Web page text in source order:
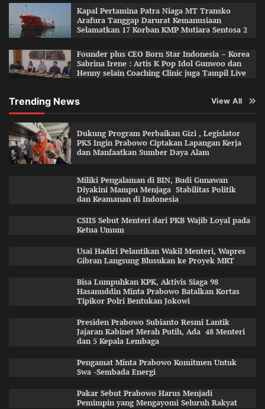
Kapal Pertamina Patra Niaga MT Transko
Arafura Tanggap Darurat Kemanusiaan
Selamatkan 17 Korban KMP Mutiara Sentosa 2
Founder plus CEO Born Star Indonesia – Korea
Sabrina Irene : Artis K Pop Idol Gunwoo dan
Henny selain Coaching Clinic juga Tampil Live
Trending News View All
Dukung Program Perbaikan Gizi , Legislator
PKS Ingin Prabowo Ciptakan Lapangan Kerja
dan Manfaatkan Sumber Daya Alam
Miliki Pengalaman di BIN, Budi Gunawan
Diyakini Mampu Menjaga Stabilitas Politik
dan Keamanan di Indonesia
CSIIS Sebut Menteri dari PKB Wajib Loyal pada
Ketua Umum
Usai Hadiri Pelantikan Wakil Menteri, Wapres
Gibran Langsung Blusukan ke Proyek MRT
Bisa Lumpuhkan KPK, Aktivis Siaga 98
Hasanuddin Minta Prabowo Batalkan Kortas
Tipikor Polri Bentukan Jokowi
Presiden Prabowo Subianto Resmi Lantik
Jajaran Kabinet Merah Putih, Ada 48 Menteri
dan 5 Kepala Lembaga
Pengamat Minta Prabowo Komitmen Untuk
Swa -Sembada Energi
Pakar Sebut Prabowo Harus Menjadi
Pemimpin yang Mengayomi Seluruh Rakyat